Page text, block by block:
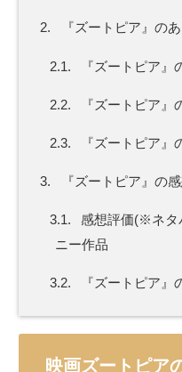
2. 『ズートピア』の
2.1. 『ズートピア』
2.2. 『ズートピア』
2.3. 『ズートピア』
3. 『ズートピア』の
3.1.
感想評価(※ネタ
ニー作品
3.2. 『ズートピア』
映画ズートピア